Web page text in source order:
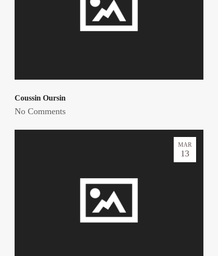
Coussin Oursin
No Comments
MAR
13